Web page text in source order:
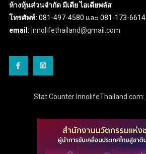
ห้างหุ้นส่วนจำกัด มีเดีย ไอเดียพลัส
โทรศัพท์: 081-497-4580 และ 081-173-6614
email: innolifethailand@gmail.com
Stat Counter InnolifeThailand.com: